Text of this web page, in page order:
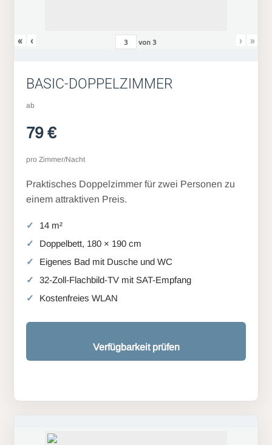
« ‹ von3 › »
BASIC-DOPPELZIMMER
ab
79 €
pro Zimmer/Nacht
Praktisches Doppelzimmer für zwei Personen zu
einem attraktiven Preis.
14 m²
Doppelbett, 180 × 190 cm
Eigenes Bad mit Dusche und WC
32-Zoll-Flachbild-TV mit SAT-Empfang
Kostenfreies WLAN
Verfügbarkeit prüfen